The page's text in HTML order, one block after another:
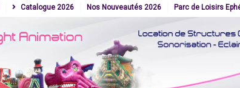
Catalogue 2026 Nos Nouveautés 2026 Parc de Loisirs